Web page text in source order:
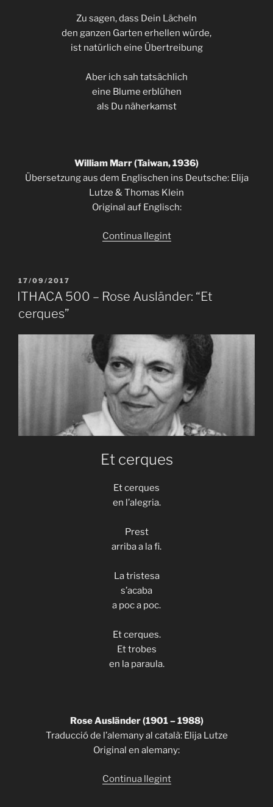
Zu sagen, dass Dein Lächeln
den ganzen Garten erhellen würde,
ist natürlich eine Übertreibung
Aber ich sah tatsächlich
eine Blume erblühen
als Du näherkamst
William Marr (Taiwan, 1936)
Übersetzung aus dem Englischen ins Deutsche: Elija
Lutze & Thomas Klein
Original auf Englisch:
Continua llegint«ITHACA
Marr:
PUBLICAT
A
17/09/2017
ITHACA 500 – Rose Ausländer: “Et
cerques”
Et cerques
Et cerques
en l’alegria.
Prest
arriba a la fi.
La tristesa
s’acaba
a poc a poc.
Et cerques.
Et trobes
en la paraula.
Rose Ausländer (1901 – 1988)
Traducció de l’alemany al català: Elija Lutze
Original en alemany:
Continua llegint«ITHACA